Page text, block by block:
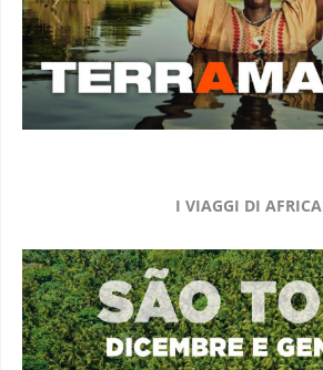
I VIAGGI DI AFRICA